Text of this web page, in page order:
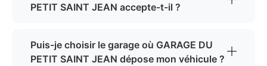
PETIT SAINT JEAN accepte-t-il ?
Puis-je choisir le garage où GARAGE DU
PETIT SAINT JEAN dépose mon véhicule ?